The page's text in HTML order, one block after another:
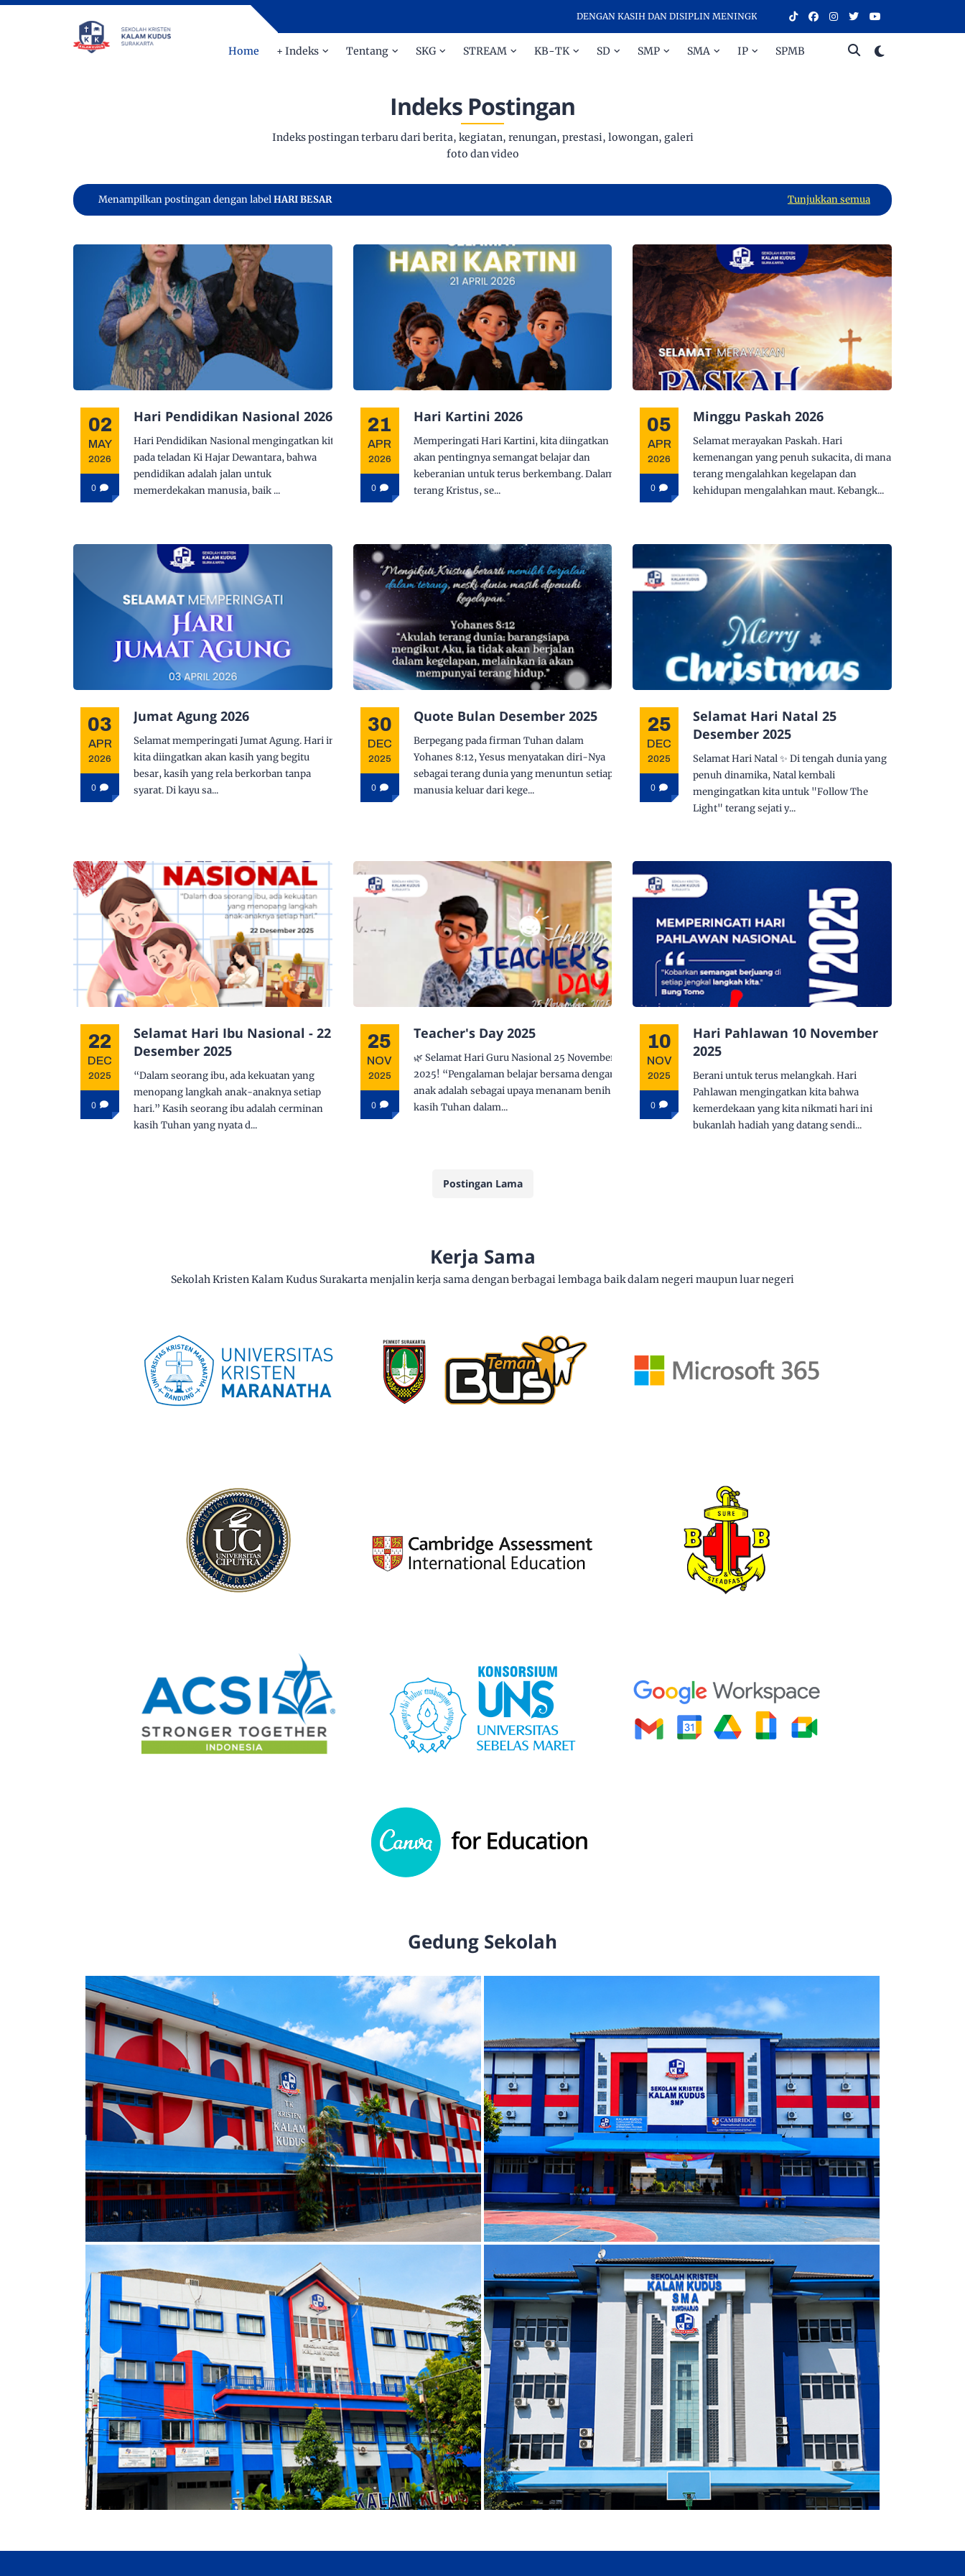
DENGAN KASIH DAN DISIPLIN MENINGKATKAN PRESTASI - SELAMAT DATANG DI SEKOLAH
Home + Indeks Tentang SKG STREAM KB-TK SD SMP SMA IP SPMB
Indeks Postingan
Indeks postingan terbaru dari berita, kegiatan, renungan, prestasi, lowongan, galeri
foto dan video
Menampilkan postingan dengan labelHARI BESAR Tunjukkan semua
02
MAY
2026
0
Hari Pendidikan Nasional 2026
Hari Pendidikan Nasional mengingatkan kita
pada teladan Ki Hajar Dewantara, bahwa
pendidikan adalah jalan untuk
memerdekakan manusia, baik ...
21
APR
2026
0
Hari Kartini 2026
Memperingati Hari Kartini, kita diingatkan
akan pentingnya semangat belajar dan
keberanian untuk terus berkembang. Dalam
terang Kristus, se...
05
APR
2026
0
Minggu Paskah 2026
Selamat merayakan Paskah. Hari
kemenangan yang penuh sukacita, di mana
terang mengalahkan kegelapan dan
kehidupan mengalahkan maut. Kebangk...
03
APR
2026
0
Jumat Agung 2026
Selamat memperingati Jumat Agung. Hari ini
kita diingatkan akan kasih yang begitu
besar, kasih yang rela berkorban tanpa
syarat. Di kayu sa...
30
DEC
2025
0
Quote Bulan Desember 2025
Berpegang pada firman Tuhan dalam
Yohanes 8:12, Yesus menyatakan diri-Nya
sebagai terang dunia yang menuntun setiap
manusia keluar dari kege...
25
DEC
2025
0
Selamat Hari Natal 25
Desember 2025
Selamat Hari Natal ✨ Di tengah dunia yang
penuh dinamika, Natal kembali
mengingatkan kita untuk "Follow The
Light" terang sejati y...
22
DEC
2025
0
Selamat Hari Ibu Nasional - 22
Desember 2025
“Dalam seorang ibu, ada kekuatan yang
menopang langkah anak-anaknya setiap
hari.” Kasih seorang ibu adalah cerminan
kasih Tuhan yang nyata d...
25
NOV
2025
0
Teacher's Day 2025
🌿 Selamat Hari Guru Nasional 25 November
2025! “Pengalaman belajar bersama dengan
anak adalah sebagai upaya menanam benih
kasih Tuhan dalam...
10
NOV
2025
0
Hari Pahlawan 10 November
2025
Berani untuk terus melangkah. Hari
Pahlawan mengingatkan kita bahwa
kemerdekaan yang kita nikmati hari ini
bukanlah hadiah yang datang sendi...
Postingan Lama
Kerja Sama
Sekolah Kristen Kalam Kudus Surakarta menjalin kerja sama dengan berbagai lembaga baik dalam negeri maupun luar negeri
Gedung Sekolah